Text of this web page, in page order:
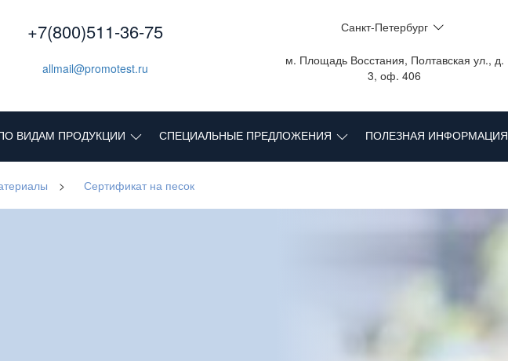
+7(800)511-36-75
allmail@promotest.ru
Санкт-Петербург
м. Площадь Восстания, Полтавская ул., д.
3, оф. 406
ВИДАМ ПРОДУКЦИИ СПЕЦИАЛЬНЫЕ ПРЕДЛОЖЕНИЯ ПОЛЕЗНАЯ ИНФОРМАЦИЯ
> Сертификат на песок